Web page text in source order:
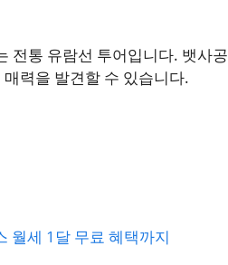
전통 유람선 투어입니다. 뱃사공
력을 발견할 수 있습니다.
월세 1달 무료 혜택까지